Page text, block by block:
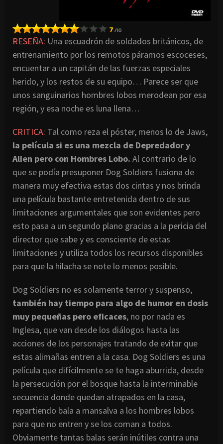
RESEÑA: Una escuadrón de soldados británicos, de
entrenamiento por los remotos páramos escoceses,
encuentar a un capitán de las fuerzas especiales
herido, y los restos de su equipo… Parece ser que
unos sanguinarios hombres lobos merodean por esa
región, y esa noche es luna llena…
CRITICA: Tal como reza el póster, menos lo de Jaws,
la película si es una mezcla de Depredador y
Alien pero con Hombres Lobo. Al contrario de lo
que se podía presuponer Dog Soldiers fusiona de
manera muy efectiva estas dos cintas y nos brinda
una película bastante entretenida dentro de sus
limitaciones argumentales que son evidentes pero
esto pasa a un segundo plano gracias a la pericia del
director que sabe y es consciente de estas
limitaciones y utiliza todos los recursos disponibles
para que la hilacha se note lo menos posible.
Dog Soldiers no es solamente terror y suspenso,
también hay tiempo para algo de humor en dosis
muy pequeñas pero eficaces, no por nada es
Inglesa, que van desde los diálogos hasta las
acciones de los personajes tratando de evitar que
estas alimañas entren a la casa. Dog Soldiers es una
película que difícilmente se te haga aburrida, desde
la persecución por el bosque hasta la interminable
secuencia donde quedan atrapados en la casa,
repartiendo bala a mansalva a los hombres lobos
para que no entren y se los coman a todos.
Obviamente tantas balas serán inútiles contra una